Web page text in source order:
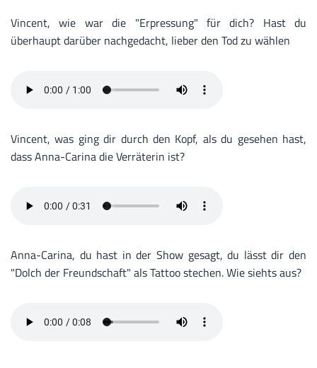
Vincent, wie war die "Erpressung" für dich? Hast du
überhaupt darüber nachgedacht, lieber den Tod zu wählen
Vincent, was ging dir durch den Kopf, als du gesehen hast,
dass Anna-Carina die Verräterin ist?
Anna-Carina, du hast in der Show gesagt, du lässt dir den
"Dolch der Freundschaft" als Tattoo stechen. Wie siehts aus?